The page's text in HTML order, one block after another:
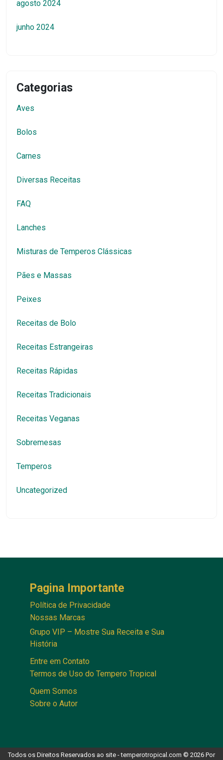
agosto 2024
junho 2024
Categorias
Aves
Bolos
Carnes
Diversas Receitas
FAQ
Lanches
Misturas de Temperos Clássicas
Pães e Massas
Peixes
Receitas de Bolo
Receitas Estrangeiras
Receitas Rápidas
Receitas Tradicionais
Receitas Veganas
Sobremesas
Temperos
Uncategorized
Pagina Importante
Política de Privacidade
Nossas Marcas
Grupo VIP – Mostre Sua Receita e Sua
História
Entre em Contato
Termos de Uso do Tempero Tropical
Quem Somos
Sobre o Autor
Todos os Direitos Reservados ao site - temperotropical.com © 2026 Por